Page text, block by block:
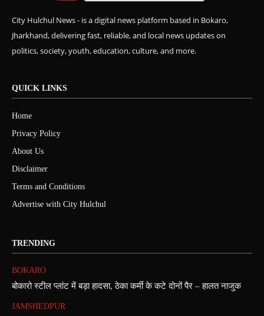
City Hulchul News - is a digital news platform based in Bokaro,
Jharkhand, delivering fast, reliable, and local news updates on
politics, society, youth, education, culture, and more.
QUICK LINKS
Home
Privacy Policy
About Us
Disclaimer
Terms and Conditions
Advertise with City Hulchul
TRENDING
BOKARO
बोकारो स्टील प्लांट में बड़ा हादसा, ठेका कर्मी के कटे दोनों पैर – हालत नाजुक
JAMSHEDPUR